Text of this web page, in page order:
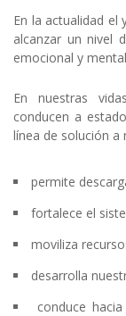
En la actualidad
alcanzar un nivel
emocional y
En nuestras
conducen a
línea de solución a
permite
fortalece el
moviliza
desarrolla
conduce